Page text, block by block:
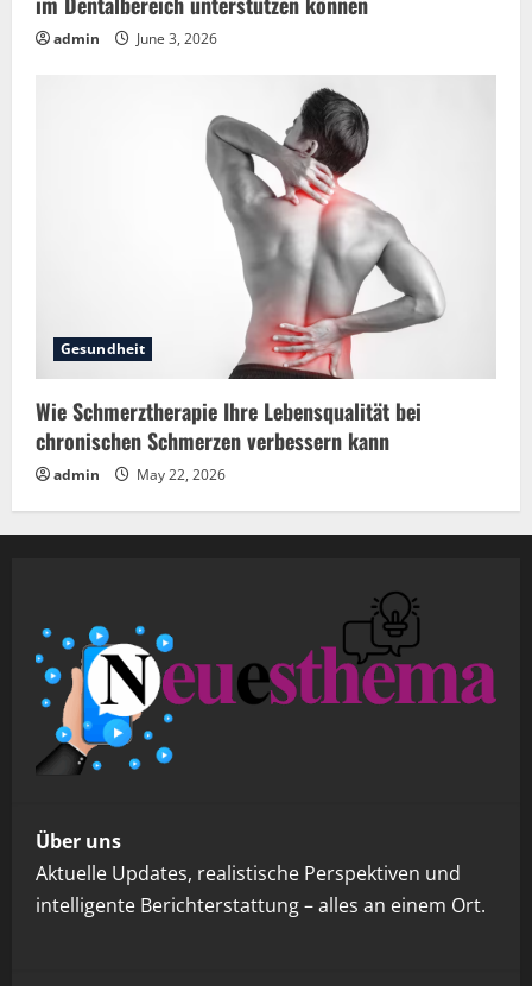
admin June 3, 2026
Gesundheit
Wie Schmerztherapie Ihre Lebensqualität bei
chronischen Schmerzen verbessern kann
admin May 22, 2026
Über uns
Aktuelle Updates, realistische Perspektiven und
intelligente Berichterstattung – alles an einem Ort.